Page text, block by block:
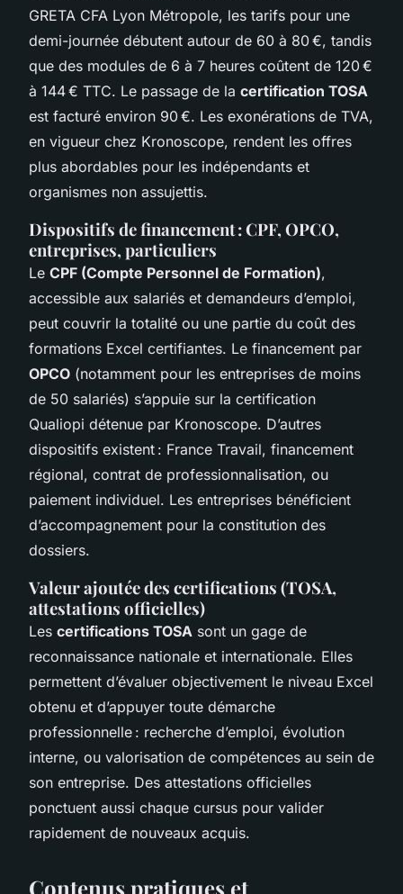
GRETA CFA Lyon Métropole, les tarifs pour une
demi-journée débutent autour de 60 à 80 €, tandis
que des modules de 6 à 7 heures coûtent de 120 €
à 144 € TTC. Le passage de la certification TOSA
est facturé environ 90 €. Les exonérations de TVA,
en vigueur chez Kronoscope, rendent les offres
plus abordables pour les indépendants et
organismes non assujettis.
Dispositifs de financement : CPF, OPCO,
entreprises, particuliers
Le CPF (Compte Personnel de Formation),
accessible aux salariés et demandeurs d’emploi,
peut couvrir la totalité ou une partie du coût des
formations Excel certifiantes. Le financement par
OPCO (notamment pour les entreprises de moins
de 50 salariés) s’appuie sur la certification
Qualiopi détenue par Kronoscope. D’autres
dispositifs existent : France Travail, financement
régional, contrat de professionnalisation, ou
paiement individuel. Les entreprises bénéficient
d’accompagnement pour la constitution des
dossiers.
Valeur ajoutée des certifications (TOSA,
attestations officielles)
Les certifications TOSA sont un gage de
reconnaissance nationale et internationale. Elles
permettent d’évaluer objectivement le niveau Excel
obtenu et d’appuyer toute démarche
professionnelle : recherche d’emploi, évolution
interne, ou valorisation de compétences au sein de
son entreprise. Des attestations officielles
ponctuent aussi chaque cursus pour valider
rapidement de nouveaux acquis.
Contenus pratiques et